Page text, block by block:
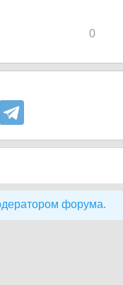
0
форума.